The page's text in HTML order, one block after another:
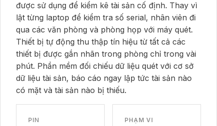
được sử dụng để kiểm kê tài sản cố định. Thay vì
lật từng laptop để kiểm tra số serial, nhân viên đi
qua các văn phòng và phòng họp với máy quét.
Thiết bị tự động thu thập tín hiệu từ tất cả các
thiết bị được gắn nhãn trong phòng chỉ trong vài
phút. Phần mềm đối chiếu dữ liệu quét với cơ sở
dữ liệu tài sản, báo cáo ngay lập tức tài sản nào
có mặt và tài sản nào bị thiếu.
PIN PHẠM VI